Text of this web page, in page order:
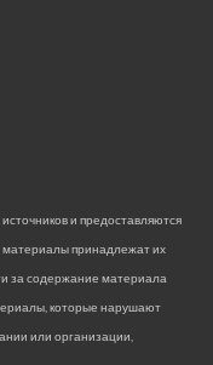
и предоставляются
материалы принадлежат их
за содержание материала
которые нарушают
или организации,